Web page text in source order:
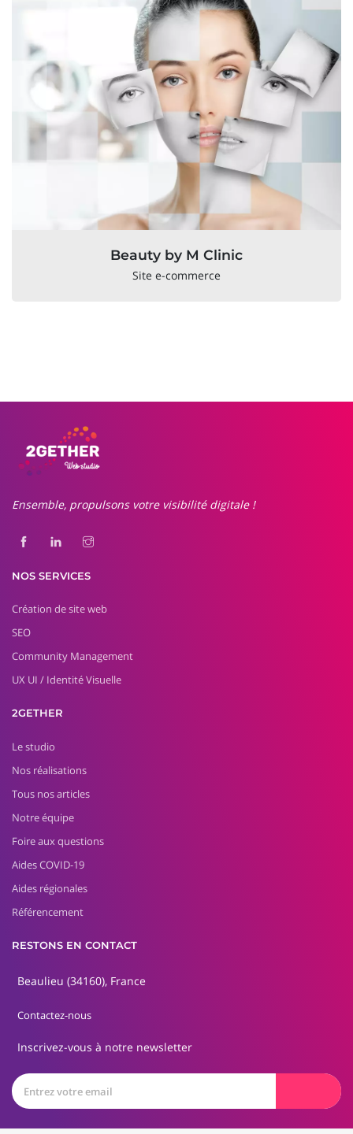
Beauty by M Clinic
Site e-commerce
Ensemble, propulsons votre visibilité digitale !
NOS SERVICES
Création de site web
SEO
Community Management
UX UI / Identité Visuelle
2GETHER
Le studio
Nos réalisations
Tous nos articles
Notre équipe
Foire aux questions
Aides COVID-19
Aides régionales
Référencement
RESTONS EN CONTACT
Beaulieu (34160), France
Contactez-nous
Inscrivez-vous à notre newsletter